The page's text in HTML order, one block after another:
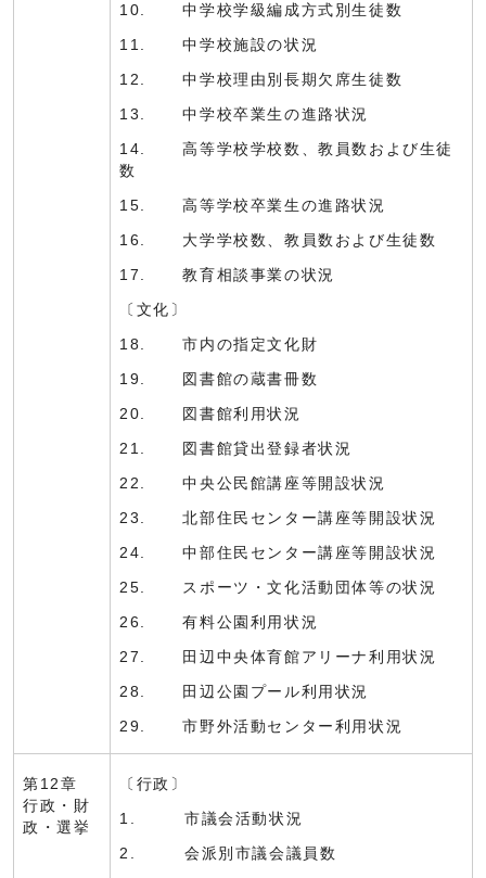
10. 中学校学級編成方式別生徒数
11. 中学校施設の状況
12. 中学校理由別長期欠席生徒数
13. 中学校卒業生の進路状況
14. 高等学校学校数、教員数および生徒
数
15. 高等学校卒業生の進路状況
16. 大学学校数、教員数および生徒数
17. 教育相談事業の状況
〔文化〕
18. 市内の指定文化財
19. 図書館の蔵書冊数
20. 図書館利用状況
21. 図書館貸出登録者状況
22. 中央公民館講座等開設状況
23. 北部住民センター講座等開設状況
24. 中部住民センター講座等開設状況
25. スポーツ・文化活動団体等の状況
26. 有料公園利用状況
27. 田辺中央体育館アリーナ利用状況
28. 田辺公園プール利用状況
29. 市野外活動センター利用状況
第12章
行政・財
政・選挙
〔行政〕
1. 市議会活動状況
2. 会派別市議会議員数